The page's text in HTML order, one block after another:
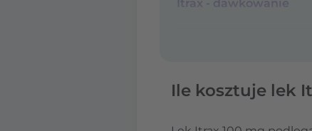
Itrax - dawkowanie
Ile kosztuje lek